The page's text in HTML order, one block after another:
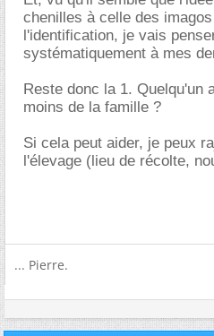
chenilles à celle des
l'identification, je vais
systématiquement à mes
Reste donc la 1. Quelqu'un
moins de la famille ?
Si cela peut aider, je peux
l'élevage (lieu de récolte,
... Pierre.